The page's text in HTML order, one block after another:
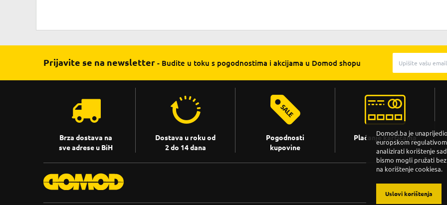
Prijavite se na newsletter - Budite u toku s pogodnostima i akcijama u Domod shopu
Brza dostava na
sve adrese u BiH
Dostava u roku od
2 do 14 dana
Pogodnosti
kupovine
Plaćanje karticama
Domod.ba je
europskom
analizirati korištenje
bismo mogli pružati
na korištenje cookiesa.
Uslovi korištenja